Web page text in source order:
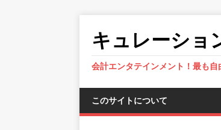
キュレーシ
会計エンタテインメント！最も自
このサイトについて